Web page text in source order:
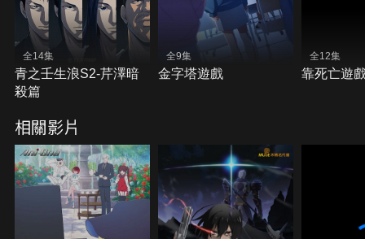
全14集
青之壬生浪S2-芹澤暗
殺篇
全9集
金字塔遊戲
全12集
靠死亡遊
相關影片